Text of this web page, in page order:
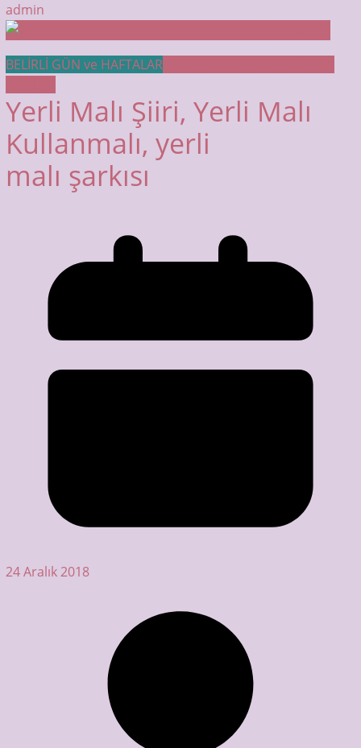
admin
BELİRLİ GÜN ve HAFTALARÇOCUK ŞARKILARI
Yerli Malı Şiiri, Yerli Malı
Kullanmalı, yerli
malı şarkısı
24 Aralık 2018